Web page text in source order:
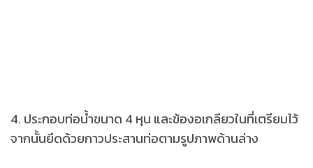
4. ประกอบท่อน้ำขนาด 4 หุน และข้องอเกลียวในที่เตรียมไว้
จากนั้นยึดด้วยกาวประสานท่อตามรูปภาพด้านล่าง